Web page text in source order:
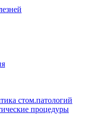
стом.патологий
процедуры